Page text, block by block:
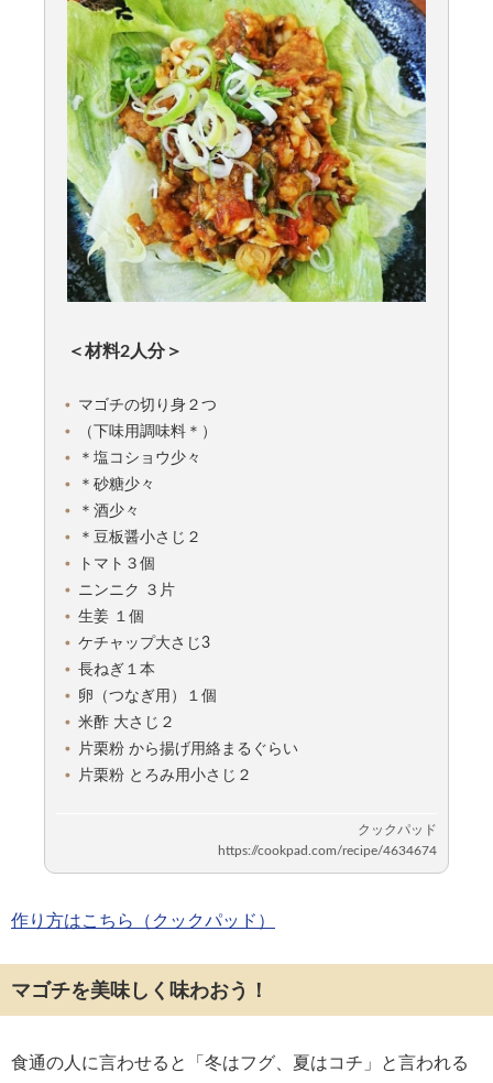
＜材料2人分＞
マゴチの切り身２つ
（下味用調味料＊）
＊塩コショウ少々
＊砂糖少々
＊酒少々
＊豆板醤小さじ２
トマト３個
ニンニク ３片
生姜 １個
ケチャップ大さじ3
長ねぎ１本
卵（つなぎ用）１個
米酢 大さじ２
片栗粉 から揚げ用絡まるぐらい
片栗粉 とろみ用小さじ２
作り方はこちら（クックパッド）
マゴチを美味しく味わおう！
食通の人に言わせると「冬はフグ、夏はコチ」と言われる